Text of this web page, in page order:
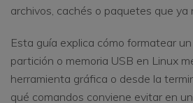
archivos, cachés o paquetes que ya
Esta guía explica cómo formatear un
partición o memoria USB en Linux
herramienta gráfica o desde la
qué comandos conviene evitar en